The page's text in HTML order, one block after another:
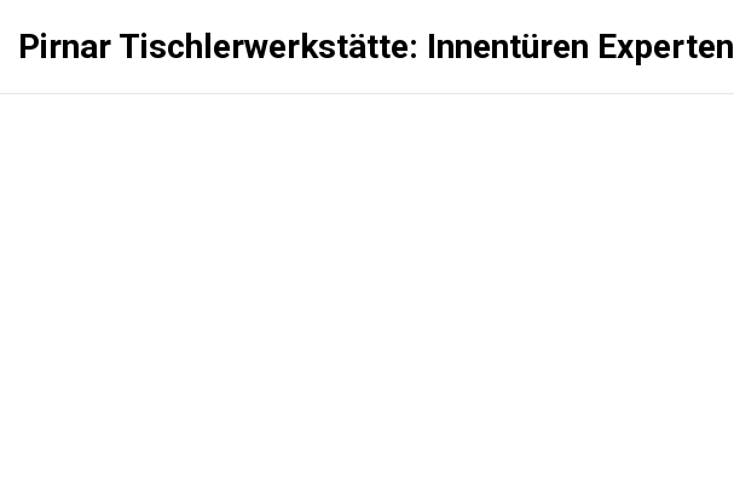
Pirnar Tischlerwerkstätte: Innentüren Experten